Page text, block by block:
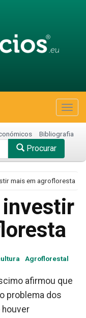
Bibliografia
Procurar
mais em agrofloresta
Agroflorestal
afirmou que
problema dos